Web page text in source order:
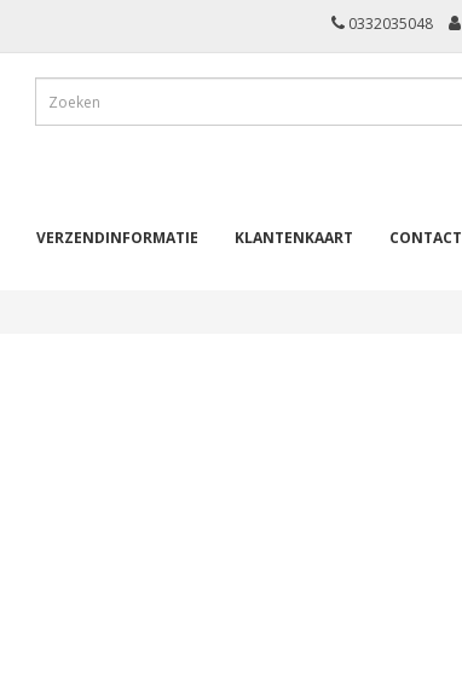
0332035048
VERZENDINFORMATIE KLANTENKAART CONTACT